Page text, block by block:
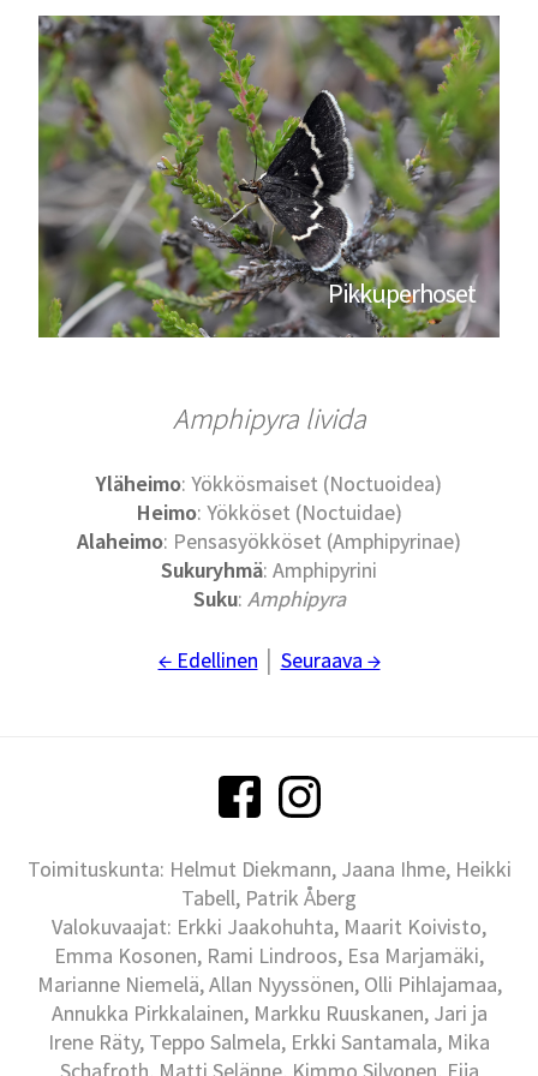
Pikkuperhoset
Amphipyra livida
Yläheimo: Yökkösmaiset (Noctuoidea)
Heimo: Yökköset (Noctuidae)
Alaheimo: Pensasyökköset (Amphipyrinae)
Sukuryhmä: Amphipyrini
Suku: Amphipyra
← Edellinen Seuraava →
Toimituskunta: Helmut Diekmann, Jaana Ihme, Heikki
Tabell, Patrik Åberg
Valokuvaajat: Erkki Jaakohuhta, Maarit Koivisto,
Emma Kosonen, Rami Lindroos, Esa Marjamäki,
Marianne Niemelä, Allan Nyyssönen, Olli Pihlajamaa,
Annukka Pirkkalainen, Markku Ruuskanen, Jari ja
Irene Räty, Teppo Salmela, Erkki Santamala, Mika